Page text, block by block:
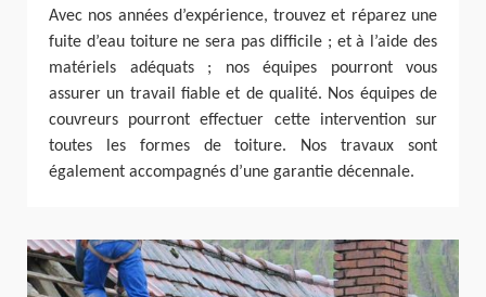
Avec nos années d’expérience, trouvez et réparez une
fuite d’eau toiture ne sera pas difficile ; et à l’aide des
matériels adéquats ; nos équipes pourront vous
assurer un travail fiable et de qualité. Nos équipes de
couvreurs pourront effectuer cette intervention sur
toutes les formes de toiture. Nos travaux sont
également accompagnés d’une garantie décennale.